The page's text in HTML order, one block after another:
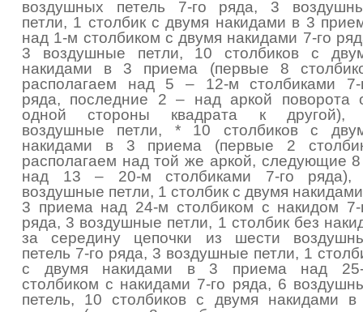
воздушных петель 7-го ряда, 3
петли, 1 столбик с двумя накидами в 3
над 1-м столбиком с двумя накидами 7-го
3 воздушные петли, 10 столбиков с
накидами в 3 приема (первые 8
располагаем над 5 – 12-м столбиками 7-
ряда, последние 2 – над аркой поворота
одной стороны квадрата к другой),
воздушные петли, * 10 столбиков с
накидами в 3 приема (первые 2
располагаем над той же аркой, следующие
над 13 – 20-м столбиками 7-го ряда),
воздушные петли, 1 столбик с двумя
3 приема над 24-м столбиком с накидом 7-
ряда, 3 воздушные петли, 1 столбик без
за середину цепочки из шести
петель 7-го ряда, 3 воздушные петли, 1
с двумя накидами в 3 приема над
столбиком с накидами 7-го ряда, 6
петель, 10 столбиков с двумя накидами